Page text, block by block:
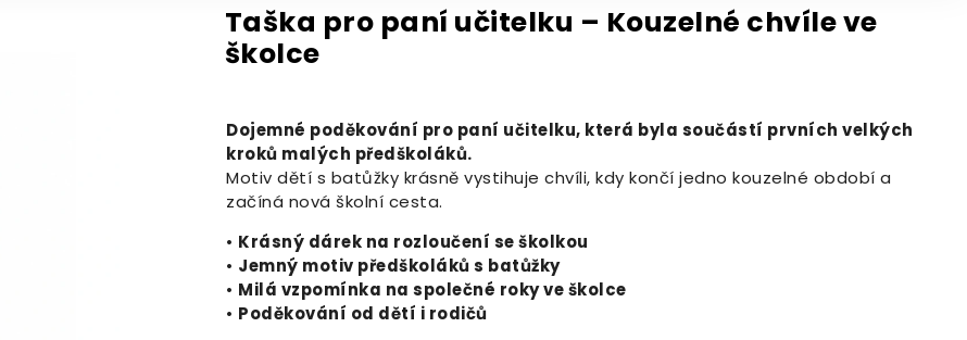
Taška pro paní učitelku – Kouzelné chvíle ve
školce
Dojemné poděkování pro paní učitelku, která byla součástí prvních velkých
kroků malých předškoláků.
Motiv dětí s batůžky krásně vystihuje chvíli, kdy končí jedno kouzelné období a
začíná nová školní cesta.
• Krásný dárek na rozloučení se školkou
• Jemný motiv předškoláků s batůžky
• Milá vzpomínka na společné roky ve školce
• Poděkování od dětí i rodičů